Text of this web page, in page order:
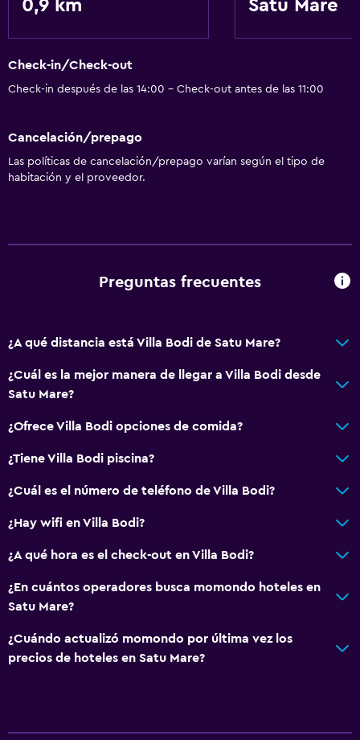
Parque infantil
0,9 km Satu Mare
Check-in/Check-out
Check-in después de las 14:00 - Check-out antes de las 11:00
Cancelación/prepago
Las políticas de cancelación/prepago varían según el tipo de
habitación y el proveedor.
Preguntas frecuentes
¿A qué distancia está Villa Bodi de Satu Mare?
¿Cuál es la mejor manera de llegar a Villa Bodi desde
Satu Mare?
¿Ofrece Villa Bodi opciones de comida?
¿Tiene Villa Bodi piscina?
¿Cuál es el número de teléfono de Villa Bodi?
¿Hay wifi en Villa Bodi?
¿A qué hora es el check-out en Villa Bodi?
¿En cuántos operadores busca momondo hoteles en
Satu Mare?
¿Cuándo actualizó momondo por última vez los
precios de hoteles en Satu Mare?